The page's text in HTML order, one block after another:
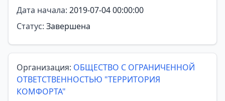
Дата начала: 2019-07-04 00:00:00
Статус: Завершена
Организация: ОБЩЕСТВО С ОГРАНИЧЕННОЙ
ОТВЕТСТВЕННОСТЬЮ "ТЕРРИТОРИЯ
КОМФОРТА"